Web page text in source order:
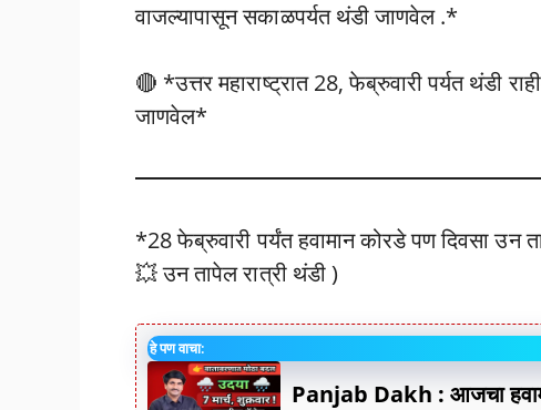
वाजल्यापासून सकाळपर्यत थंडी जाणवेल .*
🔴 *उत्तर महाराष्ट्रात 28, फेब्रुवारी पर्यत थंडी
जाणवेल*
*28 फेब्रुवारी पर्यंत हवामान कोरडे पण दिवसा उन
💥 उन तापेल रात्री थंडी )
हे पण वाचा:
Panjab Dakh : आजचा